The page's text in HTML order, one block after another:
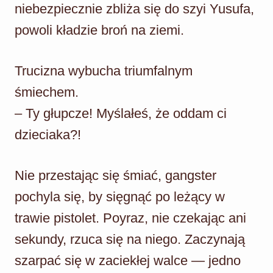
niebezpiecznie zbliża się do szyi Yusufa,
powoli kładzie broń na ziemi.
Trucizna wybucha triumfalnym
śmiechem.
– Ty głupcze! Myślałeś, że oddam ci
dzieciaka?!
Nie przestając się śmiać, gangster
pochyla się, by sięgnąć po leżący w
trawie pistolet. Poyraz, nie czekając ani
sekundy, rzuca się na niego. Zaczynają
szarpać się w zaciekłej walce — jedno